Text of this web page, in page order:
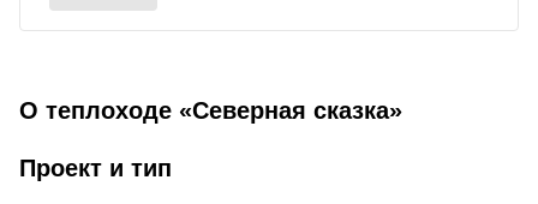
О теплоходе «Северная сказка»
Проект и тип